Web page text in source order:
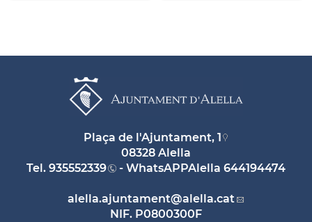
Plaça de l'Ajuntament, 1
08328 Alella
Tel. 935552339 - WhatsAPPAlella 644194474
alella.ajuntament@alella.cat
NIF. P0800300F